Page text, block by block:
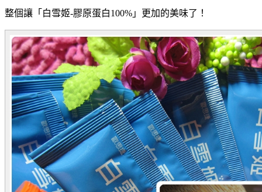
整個讓 「白雪姬-膠原蛋白100% 」更加的美味了！